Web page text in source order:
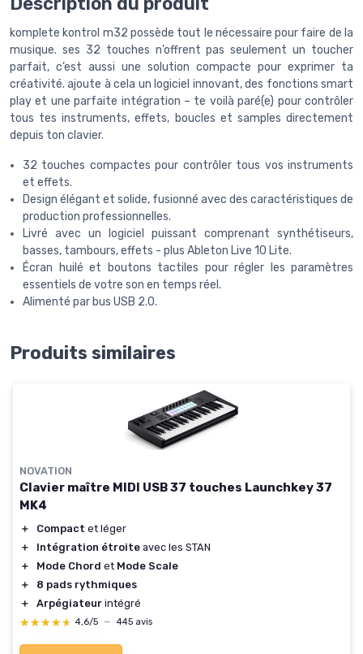
komplete kontrol m32 possède tout le nécessaire pour faire de la
musique. ses 32 touches n’offrent pas seulement un toucher
parfait, c’est aussi une solution compacte pour exprimer ta
créativité. ajoute à cela un logiciel innovant, des fonctions smart
play et une parfaite intégration – te voilà paré(e) pour contrôler
tous tes instruments, effets, boucles et samples directement
depuis ton clavier.
32 touches compactes pour contrôler tous vos instruments
et effets.
Design élégant et solide, fusionné avec des caractéristiques de
production professionnelles.
Livré avec un logiciel puissant comprenant synthétiseurs,
basses, tambours, effets - plus Ableton Live 10 Lite.
Écran huilé et boutons tactiles pour régler les paramètres
essentiels de votre son en temps réel.
Alimenté par bus USB 2.0.
Produits similaires
NOVATION
Clavier maître MIDI USB 37 touches Launchkey 37
MK4
＋ Compact et léger
＋
Intégration étroite avec les STAN
＋
Mode Chord et Mode Scale
＋
8 pads rythmiques
＋
Arpégiateur intégré
★★★★★
★★★★★ 4,6/5 — 445 avis